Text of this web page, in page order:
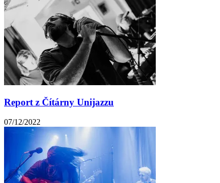
Report z Čítárny Unijazzu
07/12/2022